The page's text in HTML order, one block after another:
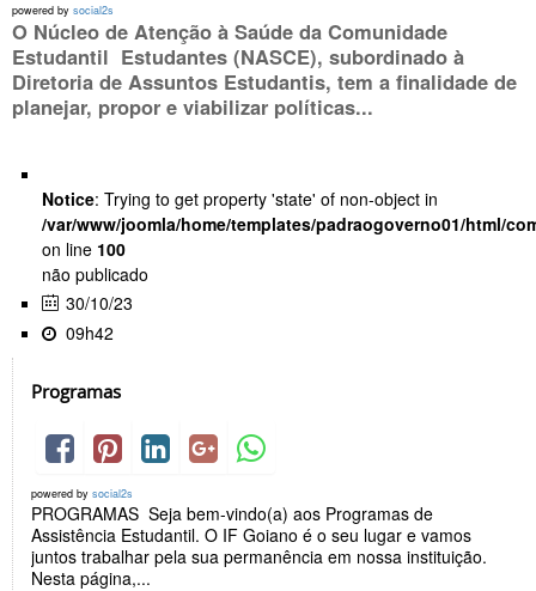
powered by social2s
O Núcleo de Atenção à Saúde da Comunidade
Estudantil Estudantes (NASCE), subordinado à
Diretoria de Assuntos Estudantis, tem a finalidade de
planejar, propor e viabilizar políticas...
Notice: Trying to get property 'state' of non-object in
/var/www/joomla/home/templates/padraogoverno01/html/
on line 100
não publicado
30/10/23
09h42
Programas
powered by social2s
PROGRAMAS Seja bem-vindo(a) aos Programas de
Assistência Estudantil. O IF Goiano é o seu lugar e vamos
juntos trabalhar pela sua permanência em nossa instituição.
Nesta página,...